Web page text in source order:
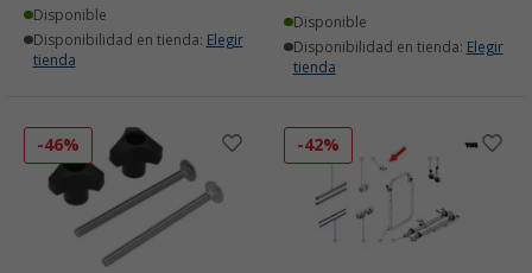
Disponible
Disponibilidad en tienda: Elegir
tienda
Disponible
Disponibilidad en tienda: Elegir
tienda
-46% -42%